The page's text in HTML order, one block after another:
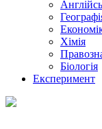
Хімія
Біологія
Експеримент